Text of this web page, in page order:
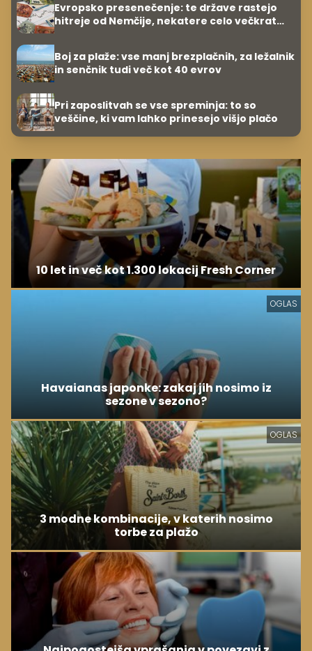
Evropsko presenečenje: te države rastejo
hitreje od Nemčije, nekatere celo večkrat
Boj za plaže: vse manj brezplačnih, za ležalnik
in senčnik tudi več kot 40 evrov
Pri zaposlitvah se vse spreminja: to so
veščine, ki vam lahko prinesejo višjo plačo
10 let in več kot 1.300 lokacij Fresh Corner
OGLAS
Havaianas japonke: zakaj jih nosimo iz
sezone v sezono?
OGLAS
3 modne kombinacije, v katerih nosimo
torbe za plažo